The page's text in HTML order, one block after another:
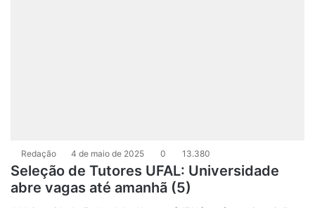
Redação 4 de maio de 2025 0 13.380
Seleção de Tutores UFAL: Universidade
abre vagas até amanhã (5)